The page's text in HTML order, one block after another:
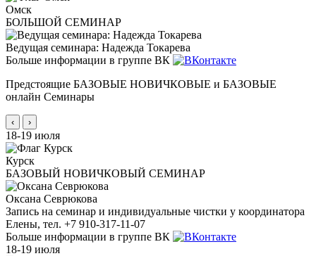
Омск
БОЛЬШОЙ СЕМИНАР
Ведущая семинара: Надежда Токарева
Больше информации в группе ВК
Предстоящие БАЗОВЫЕ НОВИЧКОВЫЕ и БАЗОВЫЕ
онлайн Семинары
‹ ›
18-19 июля
Курск
БАЗОВЫЙ НОВИЧКОВЫЙ СЕМИНАР
Оксана Севрюкова
Запись на семинар и индивидуальные чистки у координатора
Елены, тел. +7 910-317-11-07
Больше информации в группе ВК
18-19 июля